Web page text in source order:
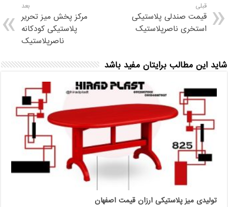
قبلی
قیمت صندلی پلاستیکی
استخری ناصرپلاستیک
بعد
مرکز پخش میز تحریر
پلاستیکی کودکانه
ناصرپلاستیک
شاید این مطالب برایتان مفید باشد
تولیدی میز پلاستیکی ارزان قیمت اصفهان